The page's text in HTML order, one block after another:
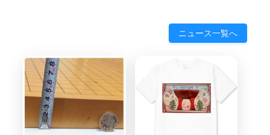
ニュース一覧へ